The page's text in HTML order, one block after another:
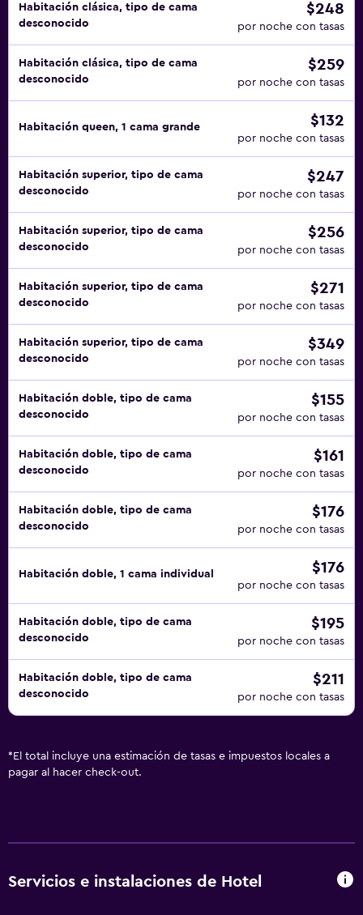
Habitación clásica, tipo de cama
desconocido
$248
por noche con tasas
Habitación clásica, tipo de cama
desconocido
$259
por noche con tasas
Habitación queen, 1 cama grande $132
por noche con tasas
Habitación superior, tipo de cama
desconocido
$247
por noche con tasas
Habitación superior, tipo de cama
desconocido
$256
por noche con tasas
Habitación superior, tipo de cama
desconocido
$271
por noche con tasas
Habitación superior, tipo de cama
desconocido
$349
por noche con tasas
Habitación doble, tipo de cama
desconocido
$155
por noche con tasas
Habitación doble, tipo de cama
desconocido
$161
por noche con tasas
Habitación doble, tipo de cama
desconocido
$176
por noche con tasas
Habitación doble, 1 cama individual $176
por noche con tasas
Habitación doble, tipo de cama
desconocido
$195
por noche con tasas
Habitación doble, tipo de cama
desconocido
$211
por noche con tasas
* El total incluye una estimación de tasas e impuestos locales a
pagar al hacer check-out.
Servicios e instalaciones de Hotel